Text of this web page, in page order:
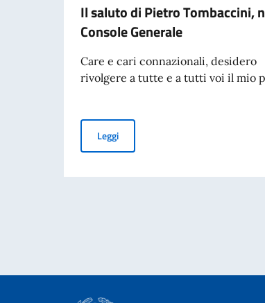
Il saluto di Pietro Tombaccini,
Console Generale
Care e cari connazionali, desidero
rivolgere a tutte e a tutti voi il mio
LeggiIl saluto di Pietro Tombaccini, nuovo